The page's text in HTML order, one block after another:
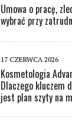
Umowa o pracę,
wybrać przy
17 CZERWCA 2026
Kosmetologia
Dlaczego kluczem
jest plan szyty na